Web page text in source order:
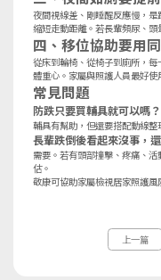
夜間視線差、剛睡醒反應慢，
縮短走動距離。若長輩頻尿、
四、移位協助要用
從床到輪椅、從椅子到廁所，
體重心。家屬與照護人員最好
常見問題
防跌只要買輔具就可以嗎？
輔具有幫助，但還要搭配動線
長輩跌倒後看起來沒事，
需要。若有頭部撞擊、疼痛、
估。
敬康可協助家屬檢視居家照護
上一篇